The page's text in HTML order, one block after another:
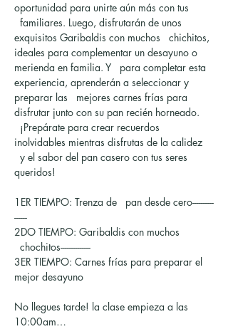
oportunidad para unirte aún más con tus
familiares. Luego, disfrutarán de unos
exquisitos Garibaldis con muchos   chichitos,
ideales para complementar un desayuno o
merienda en familia. Y   para completar esta
experiencia, aprenderán a seleccionar y
preparar las   mejores carnes frías para
disfrutar junto con su pan recién horneado.
¡Prepárate para crear recuerdos
inolvidables mientras disfrutas de la calidez
y el sabor del pan casero con tus seres
queridos!
1ER TIEMPO: Trenza de   pan desde cero----------
------
2DO TIEMPO: Garibaldis con muchos
chochitos--------------
3ER TIEMPO: Carnes frías para preparar el
mejor desayuno
No llegues tarde! la clase empieza a las
10:00am…